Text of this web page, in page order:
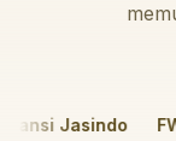
Jasindo